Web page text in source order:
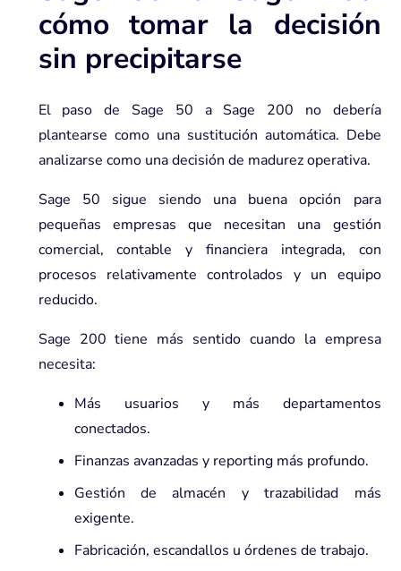
cómo tomar la decisión
sin precipitarse
El paso de Sage 50 a Sage 200 no debería
plantearse como una sustitución automática. Debe
analizarse como una decisión de madurez operativa.
Sage 50 sigue siendo una buena opción para
pequeñas empresas que necesitan una gestión
comercial, contable y financiera integrada, con
procesos relativamente controlados y un equipo
reducido.
Sage 200 tiene más sentido cuando la empresa
necesita:
Más usuarios y más departamentos
conectados.
Finanzas avanzadas y reporting más profundo.
Gestión de almacén y trazabilidad más
exigente.
Fabricación, escandallos u órdenes de trabajo.